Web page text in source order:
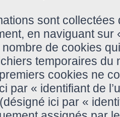
sont
en naviguant
de cookies
temporaires du
cookies ne
par « identifiant de
ici par «